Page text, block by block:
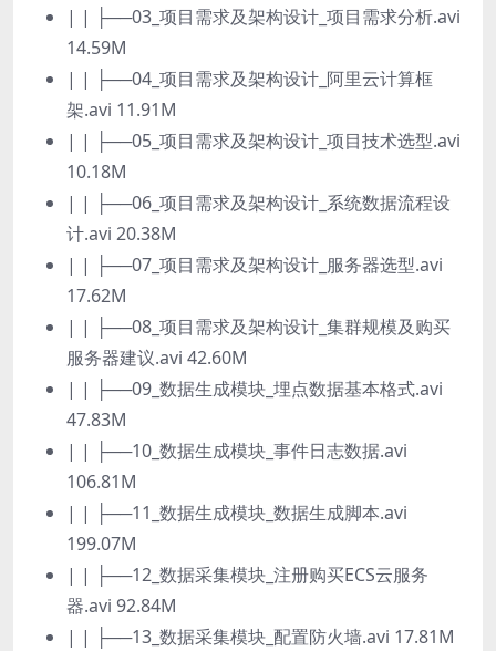
| | ├──03_项目需求及架构设计_项目需求分析.avi
14.59M
| | ├──04_项目需求及架构设计_阿里云计算框
架.avi 11.91M
| | ├──05_项目需求及架构设计_项目技术选型.avi
10.18M
| | ├──06_项目需求及架构设计_系统数据流程设
计.avi 20.38M
| | ├──07_项目需求及架构设计_服务器选型.avi
17.62M
| | ├──08_项目需求及架构设计_集群规模及购买
服务器建议.avi 42.60M
| | ├──09_数据生成模块_埋点数据基本格式.avi
47.83M
| | ├──10_数据生成模块_事件日志数据.avi
106.81M
| | ├──11_数据生成模块_数据生成脚本.avi
199.07M
| | ├──12_数据采集模块_注册购买ECS云服务
器.avi 92.84M
| | ├──13_数据采集模块_配置防火墙.avi 17.81M